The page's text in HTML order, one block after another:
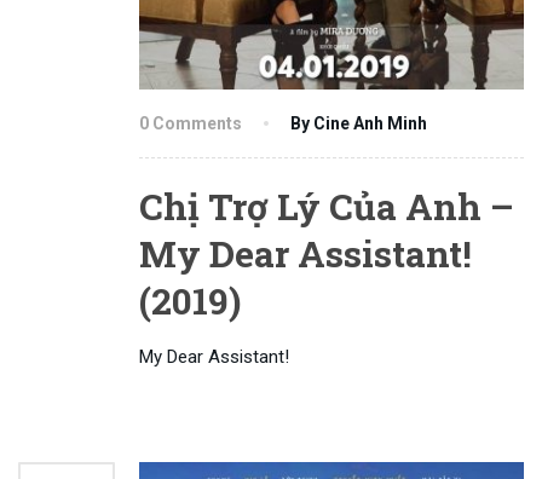
0 Comments By Cine Anh Minh
Chị Trợ Lý Của Anh –
My Dear Assistant!
(2019)
My Dear Assistant!